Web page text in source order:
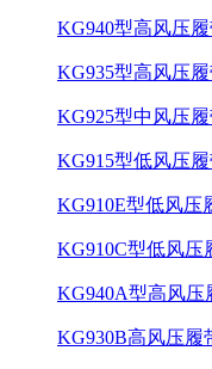
KG940型高风压
KG935型高风压
KG925型中风压
KG915型低风压
KG910E型低风压
KG910C型低风压
KG940A型高风压
KG930B高风压履